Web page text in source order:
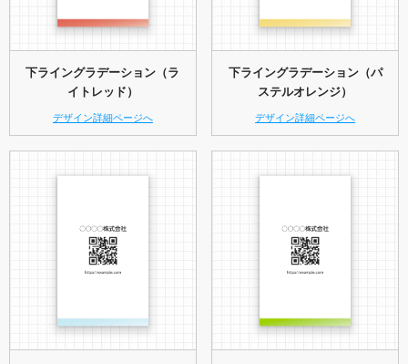
下ライングラデーション（ラ
イトレッド）
デザイン詳細ページへ
下ライングラデーション（パ
ステルオレンジ）
デザイン詳細ページへ